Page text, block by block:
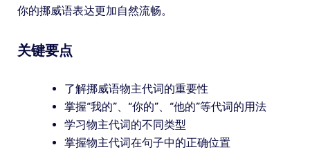
你的挪威语表达更加自然流畅。
关键要点
了解挪威语物主代词的重要性
掌握“我的”、“你的”、“他的”等代词的用法
学习物主代词的不同类型
掌握物主代词在句子中的正确位置